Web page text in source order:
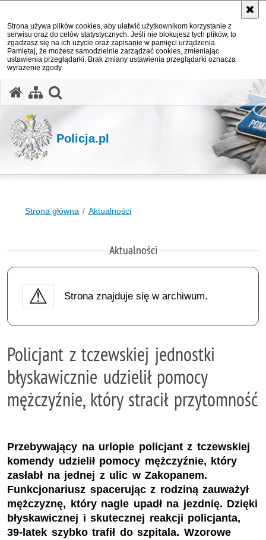
Strona używa plików cookies, aby ułatwić użytkownikom korzystanie z
serwisu oraz do celów statystycznych. Jeśli nie blokujesz tych plików, to
zgadzasz się na ich użycie oraz zapisanie w pamięci urządzenia.
Pamiętaj, że możesz samodzielnie zarządzać cookies, zmieniając
ustawienia przeglądarki. Brak zmiany ustawienia przeglądarki oznacza
wyrażenie zgody.
Policja.pl
Strona główna Aktualności
Aktualności
Strona znajduje się w archiwum.
Policjant z tczewskiej jednostki
błyskawicznie udzielił pomocy
mężczyźnie, który stracił przytomność
Przebywający na urlopie policjant z tczewskiej
komendy udzielił pomocy mężczyźnie, który
zasłabł na jednej z ulic w Zakopanem.
Funkcjonariusz spacerując z rodziną zauważył
mężczyznę, który nagle upadł na jezdnię. Dzięki
błyskawicznej i skutecznej reakcji policjanta,
39-latek szybko trafił do szpitala. Wzorowe